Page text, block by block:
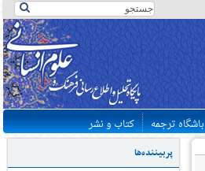
باشگاه ترجمه کتاب و نشر
پربیننده‌ها